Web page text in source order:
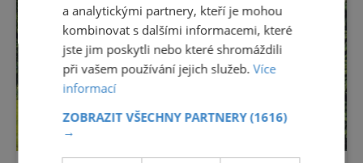
a analytickými partnery, kteří je mohou
kombinovat s dalšími informacemi, které
jste jim poskytli nebo které shromáždili
při vašem používání jejich služeb.Více
informací
ZOBRAZIT VŠECHNY PARTNERY(1616)
→